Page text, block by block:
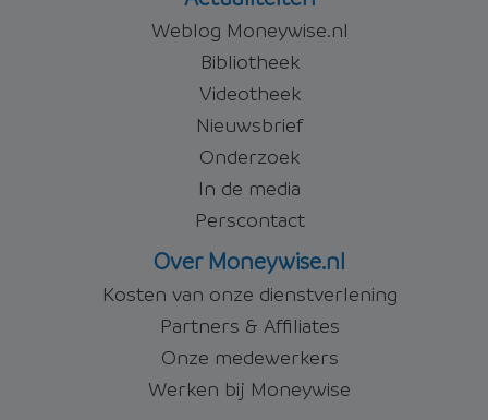
Weblog Moneywise.nl
Bibliotheek
Videotheek
Nieuwsbrief
Onderzoek
In de media
Perscontact
Over Moneywise.nl
Kosten van onze dienstverlening
Partners & Affiliates
Onze medewerkers
Werken bij Moneywise